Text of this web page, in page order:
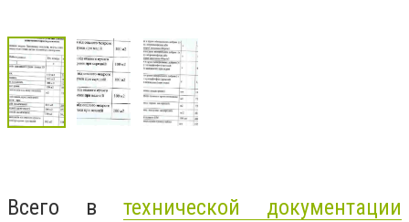
Всего в технической документации